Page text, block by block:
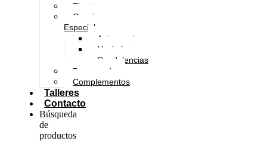
Plantas
Ocasiones
Especiales
Aniversario
Nacimientos
Condolencias
Preservado
Complementos
Talleres
Contacto
Búsqueda
de
productos